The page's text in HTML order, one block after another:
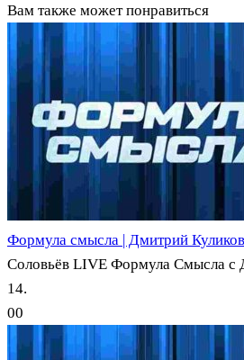
Вам также может понравиться
Формула смысла | Дмитрий
Соловьёв LIVE Формула Смысла с
14.
00